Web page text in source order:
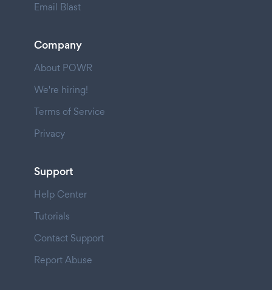
Email Blast
Company
About POWR
We're hiring!
Terms of Service
Privacy
Support
Help Center
Tutorials
Contact Support
Report Abuse